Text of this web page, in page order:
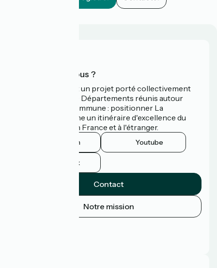
Qui sommes-nous ?
La Vélodyssée est un projet porté collectivement
par 3 Régions et 9 Départements réunis autour
d'une ambition commune : positionner La
Vélodyssée comme un itinéraire d'excellence du
tourisme à vélo en France et à l'étranger.
Instagram Youtube
Facebook
Contact
Notre mission